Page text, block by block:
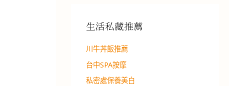
生活私藏推薦
川牛丼飯推薦
台中SPA按摩
私密處保養美白